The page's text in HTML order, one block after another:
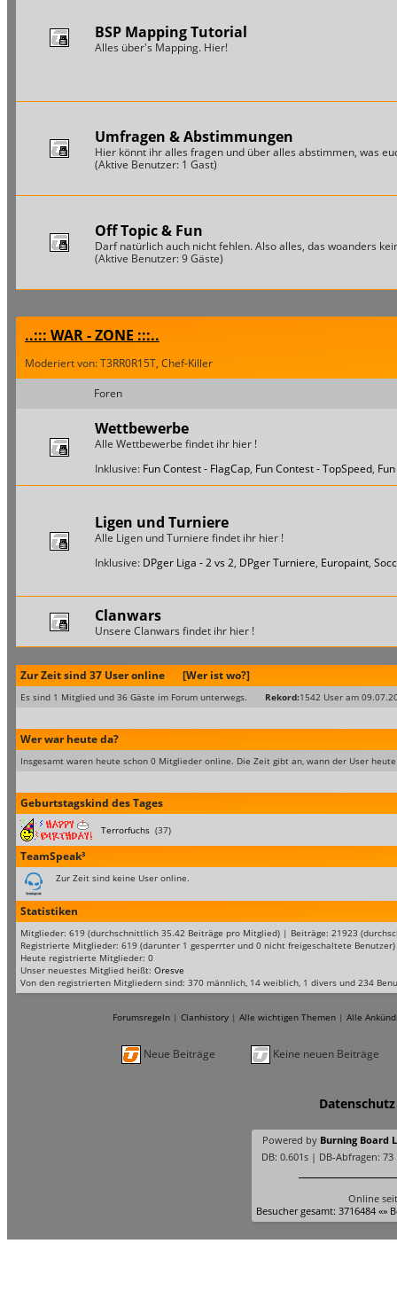
BSP Mapping Tutorial
Alles über's Mapping. Hier!
Umfragen & Abstimmungen
Hier könnt ihr alles fragen und über alles abstimmen, was
(Aktive Benutzer: 1 Gast)
Off Topic & Fun
Darf natürlich auch nicht fehlen. Also alles, das woanders
(Aktive Benutzer: 9 Gäste)
..::: WAR - ZONE :::..
Moderiert von: T3RR0R15T, Chef-Killer
Foren
Wettbewerbe
Alle Wettbewerbe findet ihr hier !
Inklusive: Fun Contest - FlagCap, Fun Contest - TopSpeed,
Ligen und Turniere
Alle Ligen und Turniere findet ihr hier !
Inklusive: DPger Liga - 2 vs 2, DPger Turniere, Europaint,
Clanwars
Unsere Clanwars findet ihr hier !
Zur Zeit sind 37 User online [Wer ist wo?]
Es sind 1 Mitglied und 36 Gäste im Forum unterwegs. Rekord:1542 User am
Wer war heute da?
Insgesamt waren heute schon 0 Mitglieder online. Die Zeit gibt an, wann der User
Geburtstagskind des Tages
Terrorfuchs (37)
TeamSpeak³
Zur Zeit sind keine User online.
Statistiken
Mitglieder: 619 (durchschnittlich 35.42 Beiträge pro Mitglied) | Beiträge: 21923
Registrierte Mitglieder: 619 (darunter 1 gesperrter und 0 nicht freigeschaltete Benutzer)
Heute registrierte Mitglieder: 0
Unser neuestes Mitglied heißt: Oresve
Von den registrierten Mitgliedern sind: 370 männlich, 14 weiblich, 1 divers und 234
Forumsregeln | Clanhistory | Alle wichtigen Themen | Alle
Neue Beiträge Keine neuen Beiträge
Datenschutz
Powered by Burning Board
DB: 0.601s | DB-Abfragen:
Online
Besucher gesamt: 3716484 «»